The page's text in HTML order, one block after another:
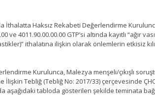
İthalatta Haksız Rekabeti Değerlendirme
ve 4011.90.00.00.00 GTP’si altında kayıtlı “ağır
ithalatına ilişkin olarak önlemlerin etkisiz
Kurulunca, Malezya menşeli/çıkışlı
İlişkin Tebliğ (Tebliğ No: 2017/33) çerçevesinde
aşağıdaki tabloda gösterilen şekilde teminata